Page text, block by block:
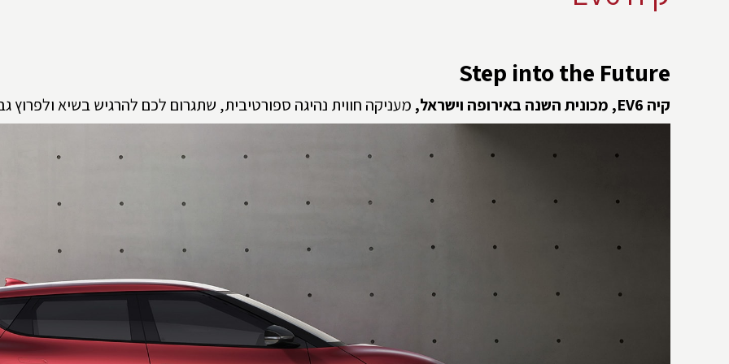
Step into the Future
קיה EV6, מכונית השנה באירופה וישראל, מעניקה חווית נהיגה ספורטיבית, שתגרום לכם להרגיש בשיא ולפרוץ